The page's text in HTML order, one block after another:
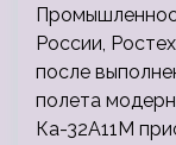
России,
после
полета
Ка-32А11М